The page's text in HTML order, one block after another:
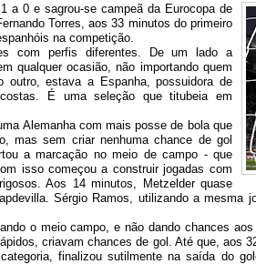
a 0 e sagrou-se campeã da Eurocopa de
Torres, aos 33 minutos do primeiro
na competição.
com perfis diferentes. De um lado a
qualquer ocasião, não importando quem
outro, estava a Espanha, possuidora de
É uma seleção que titubeia em
Alemanha com mais posse de bola que
mas sem criar nenhuma chance de gol
a marcação no meio de campo - que
isso começou a construir jogadas com
Aos 14 minutos, Metzelder quase
Sérgio Ramos, utilizando a mesma
o meio campo, e não dando chances
criavam chances de gol. Até que, aos
finalizou sutilmente na saída do